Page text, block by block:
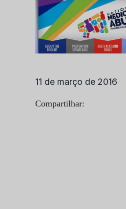
11 de março de 2016
Compartilhar: